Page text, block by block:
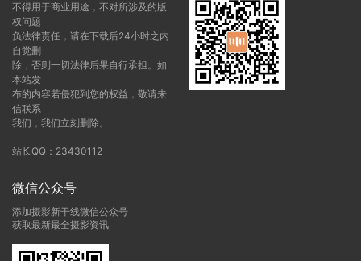
不得用于商业用途，不对所涉及的版
权问题
负法律责任，请在下载后24小时之内
自觉删
除，否则一切法律后果自行承担。如
本站发
布的内容若侵犯到您的权益，敬请来
信联系
我们，我们立刻删除。
站长QQ：23430112
微信公众号
添加摄影新干线微信公众号
获取最新最全摄影资讯